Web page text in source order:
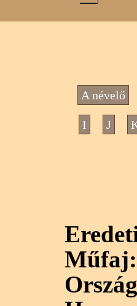
A névelő
I J
Műfaj: